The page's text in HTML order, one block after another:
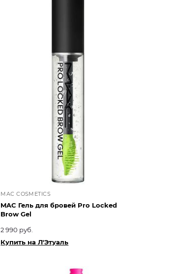
MAC COSMETICS
MAC Гель для бровей Pro Locked
Brow Gel
2 990 руб.
Купить на Л'Этуаль